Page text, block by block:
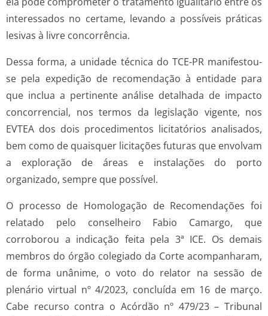
interessados no certame, levando a possíveis práticas
lesivas à livre concorrência.
Dessa forma, a unidade técnica do TCE-PR manifestou-
se pela expedição de recomendação à entidade para
que inclua a pertinente análise detalhada de impacto
concorrencial, nos termos da legislação vigente, nos
EVTEA dos dois procedimentos licitatórios analisados,
bem como de quaisquer licitações futuras que envolvam
a exploração de áreas e instalações do porto
organizado, sempre que possível.
O processo de Homologação de Recomendações foi
relatado pelo conselheiro Fabio Camargo, que
corroborou a indicação feita pela 3ª ICE. Os demais
membros do órgão colegiado da Corte acompanharam,
de forma unânime, o voto do relator na sessão de
plenário virtual nº 4/2023, concluída em 16 de março.
Cabe recurso contra o Acórdão nº 479/23 – Tribunal